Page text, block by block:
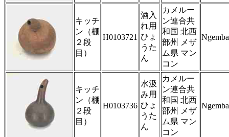
キッチ
ン（棚
２段
目）
H0103721
酒入
れ用
ひょ
うた
ん
カメルー
ン連合共
和国 北西
部州 メザ
ム県 マン
コン
Ngemba
キッチ
ン（棚
２段
目）
H0103736
水汲
み用
ひょ
うた
ん
カメルー
ン連合共
和国 北西
部州 メザ
ム県 マン
コン
Ngemba